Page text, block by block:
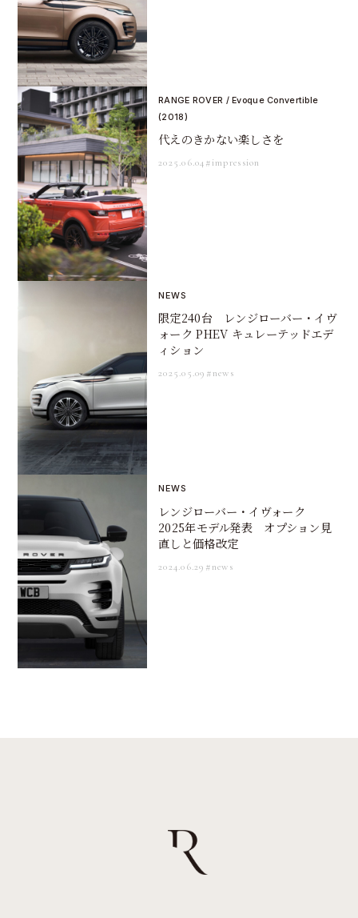
RANGE ROVER / Evoque Convertible
(2018)
代えのきかない楽しさを
2025.06.04#impression
NEWS
限定240台 レンジローバー・イヴ
ォーク PHEV キュレーテッドエデ
ィション
2025.05.09 #news
NEWS
レンジローバー・イヴォーク
2025年モデル発表 オプション見
直しと価格改定
2024.06.29 #news